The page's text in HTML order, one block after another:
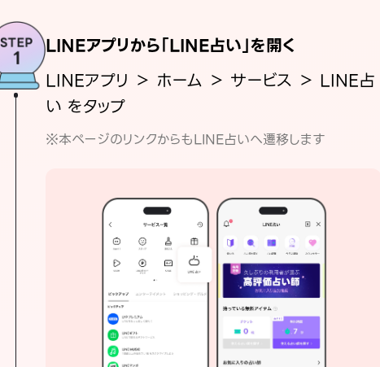
LINEアプリから「LINE占い」を開く
LINEアプリ ＞ ホーム ＞ サービス ＞ LINE占
い をタップ
※本ページのリンクからもLINE占いへ遷移します